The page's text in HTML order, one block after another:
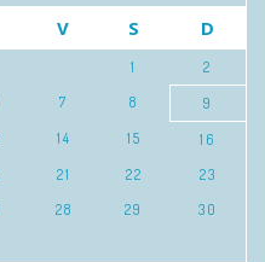
V S D
1
2
7 8
9
14 15
16
21 22
23
28 29
30